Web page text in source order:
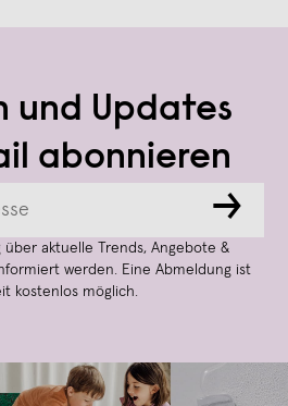
und Updates
abonnieren
→
über aktuelle Trends, Angebote &
werden. Eine Abmeldung ist
kostenlos möglich.